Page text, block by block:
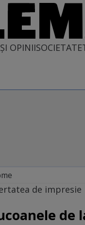
OPINIISOCIETATE
ȘI OPINII
de impresie
de